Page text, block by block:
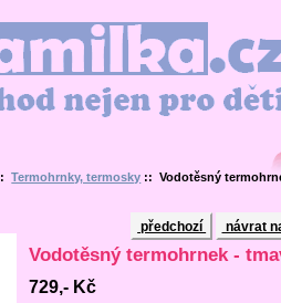
nejen pro děti
Termohrnky, termosky :: Vodotěsný
předchozí návrat
Vodotěsný termohrnek -
729,- Kč